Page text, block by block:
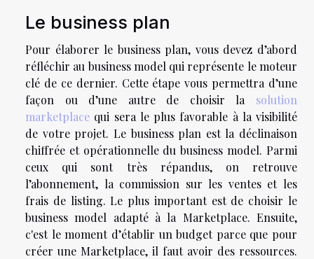
Le business plan
Pour élaborer le business plan, vous devez d’abord
réfléchir au business model qui représente le moteur
clé de ce dernier. Cette étape vous permettra d’une
façon ou d’une autre de choisir la solution
marketplace qui sera le plus favorable à la visibilité
de votre projet. Le business plan est la déclinaison
chiffrée et opérationnelle du business model. Parmi
ceux qui sont très répandus, on retrouve
l’abonnement, la commission sur les ventes et les
frais de listing. Le plus important est de choisir le
business model adapté à la Marketplace. Ensuite,
c'est le moment d’établir un budget parce que pour
créer une Marketplace, il faut avoir des ressources.